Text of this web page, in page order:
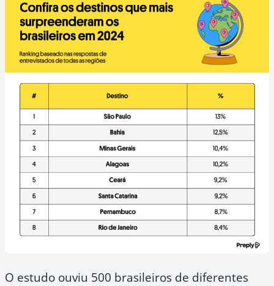
O estudo ouviu 500 brasileiros de diferentes